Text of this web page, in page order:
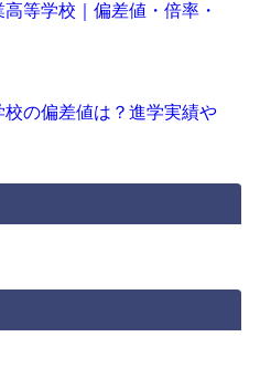
等学校｜偏差値・倍率・
の偏差値は？進学実績や